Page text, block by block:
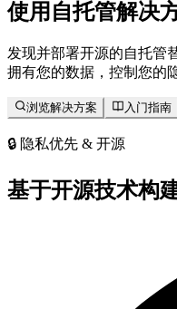
使用 自托管解决
发现并部署开源的自托管
拥有您的数据，控制您的
浏览解决方案 入门指南
🔒 隐私优先 & 开源
基于开源技术构